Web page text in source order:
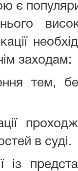
є
заходам:
тем,
в суді.
із